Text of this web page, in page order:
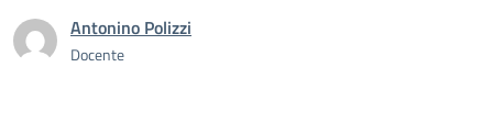
Antonino Polizzi
Docente